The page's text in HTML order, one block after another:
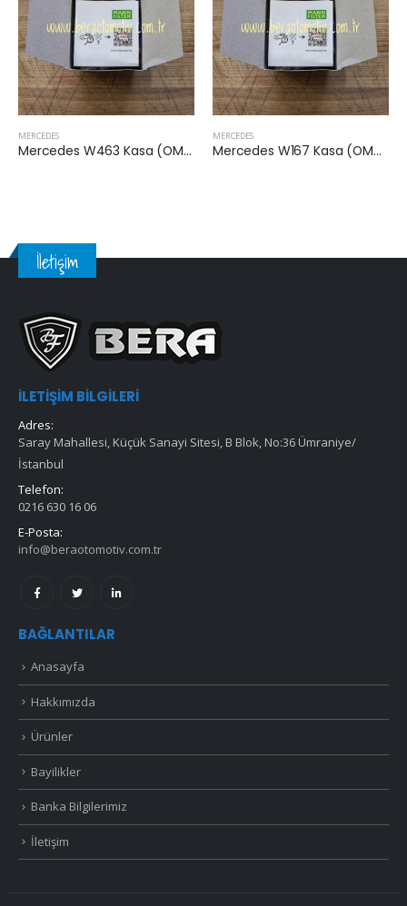
MERCEDES
Mercedes W463 Kasa (OM656) 2019 Sonrası G400 Dizel Yakıt Filtresi
MERCEDES
Mercedes W167 Kasa (OM656) 2019 Sonrası GLE 400 Dizel Yakıt Filtresi
İletişim
İLETIŞIM BILGILERI
Adres:
Saray Mahallesi, Küçük Sanayi Sitesi, B Blok, No:36 Ümraniye/
İstanbul
Telefon:
0216 630 16 06
E-Posta:
info@beraotomotiv.com.tr
BAĞLANTILAR
Anasayfa
Hakkımızda
Ürünler
Bayilikler
Banka Bilgilerimiz
İletişim